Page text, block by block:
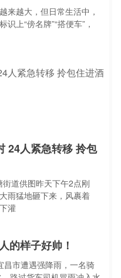
来越大，但日常生活中，
上“傍名牌”“搭便车”，
24人紧急转移 拎包
道供图昨天下午2点刚
雨猛地砸下来，风裹着
灌
的样子好帅！
昌市遭遇强降雨，一名骑